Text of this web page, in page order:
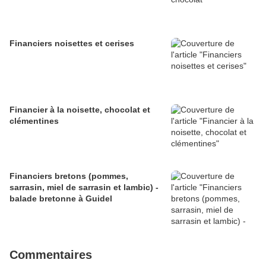
Financiers noisettes et cerises
Financier à la noisette, chocolat et
clémentines
Financiers bretons (pommes,
sarrasin, miel de sarrasin et lambic) -
balade bretonne à Guidel
Commentaires